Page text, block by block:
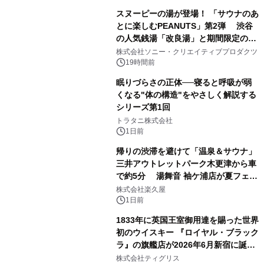
スヌーピーの湯が登場！ 「サウナのあ
とに楽しむPEANUTS」第2弾 渋谷
の人気銭湯「改良湯」と期間限定のコ
ラボレーション サウナイキタイコラ
ボグッズも発売決定！
株式会社ソニー・クリエイティブプロダクツ
19時間前
眠りづらさの正体──寝ると呼吸が弱
くなる"体の構造"をやさしく解説する
シリーズ第1回
トラタニ株式会社
1日前
帰りの渋滞を避けて「温泉＆サウナ」
三井アウトレットパーク木更津から車
で約5分 湯舞音 袖ケ浦店が夏フェア
メニューを提供
株式会社楽久屋
1日前
1833年に英国王室御用達を賜った世界
初のウイスキー 『ロイヤル・ブラック
ラ』の旗艦店が2026年6月新宿に誕
生 バカルディ ジャパンと連携した
株式会社ティグリス